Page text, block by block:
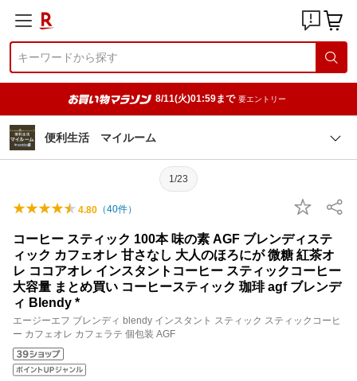
8/11(火)01:59まで 要エントリー
便利生活 マイルーム
1/23
4.80 （40件）
コーヒー スティック 100本 味の素 AGF ブレンディステ
ィック カフェオレ 甘さなし 大人のほろにが 微糖 紅茶オ
レ ココアオレ インスタントコーヒー スティックコーヒー
大容量 まとめ買い コーヒースティック 珈琲 agf ブレンデ
ィ Blendy *
エージーエフ ブレンディ blendy インスタント スティック スティックコーヒ
ー カフェオレ カフェラテ 個包装 AGF